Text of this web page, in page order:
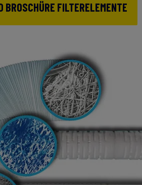
BROSCHÜRE FILTERELEMENTE